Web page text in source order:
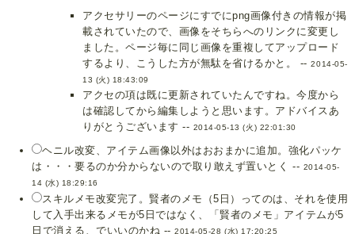
アクセサリーのページにすでにpng画像付きの情報が掲
載されていたので、画像をそちらへのリンクに変更し
ました。ページ毎に同じ画像を重複してアップロード
するより、こうした方が無駄を省けるかと。 --2014-05-
13 (火) 18:43:09
アクセの項は既に更新されていたんですね。今度から
は確認してから編集しようと思います。アドバイスあ
りがとうございます -- 2014-05-13 (火) 22:01:30
ヘニル改変、アイテム画像以外はおおまかに追加。強化パッケ
は・・・要るのか分からないので取り敢えず置いとく -- 2014-05-
14 (水) 18:29:16
スキルメモ改変完了。賢者のメモ（5日）ってのは、それを使用
して入手出来るメモが5日ではなく、「賢者のメモ」アイテムが5
日で消える、でいいのかね --2014-05-28 (水) 17:20:25